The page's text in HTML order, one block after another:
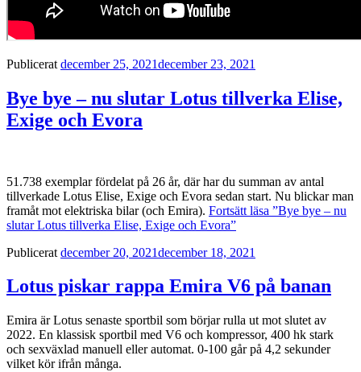
Publicerat december 25, 2021december 23, 2021
Bye bye – nu slutar Lotus tillverka Elise,
Exige och Evora
51.738 exemplar fördelat på 26 år, där har du summan av antal
tillverkade Lotus Elise, Exige och Evora sedan start. Nu blickar man
framåt mot elektriska bilar (och Emira). Fortsätt läsa ”Bye bye – nu
slutar Lotus tillverka Elise, Exige och Evora”
Publicerat december 20, 2021december 18, 2021
Lotus piskar rappa Emira V6 på banan
Emira är Lotus senaste sportbil som börjar rulla ut mot slutet av
2022. En klassisk sportbil med V6 och kompressor, 400 hk stark
och sexväxlad manuell eller automat. 0-100 går på 4,2 sekunder
vilket kör ifrån många.